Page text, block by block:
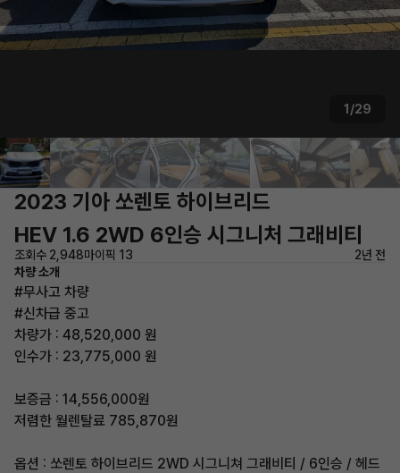
1/29
2023 기아 쏘렌토 하이브리드
HEV 1.6 2WD 6인승 시그니처 그래비티
조회수 2,948마이픽 13
2년 전
차량 소개
#무사고 차량
#신차급 중고
차량가 : 48,520,000 원
인수가 : 23,775,000 원
보증금 : 14,556,000원
저렴한 월렌탈료 785,870원
옵션 : 쏘렌토 하이브리드 2WD 시그니쳐 그래비티 / 6인승 / 헤드